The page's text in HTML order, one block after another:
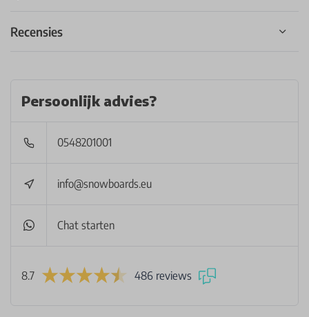
Recensies
Persoonlijk advies?
0548201001
info@snowboards.eu
Chat starten
8.7 486 reviews